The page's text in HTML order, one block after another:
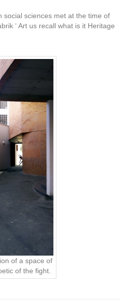
social sciences met at the time of
‘Art us recall what is it Heritage
of a space of
of the fight.